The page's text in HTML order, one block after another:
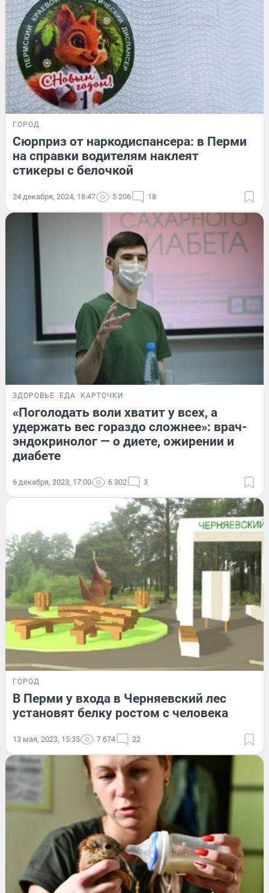
ГОРОД
Сюрприз от наркодиспансера: в Перми
на справки водителям наклеят
стикеры с белочкой
24 декабря, 2024, 18:47 5 206 18
ЗДОРОВЬЕ ЕДА КАРТОЧКИ
«Поголодать воли хватит у всех, а
удержать вес гораздо сложнее»: врач-
эндокринолог — о диете, ожирении и
диабете
6 декабря, 2023, 17:00 6 302 3
ГОРОД
В Перми у входа в Черняевский лес
установят белку ростом с человека
13 мая, 2023, 15:35 7 674 22